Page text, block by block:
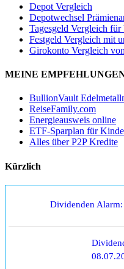
Depot Vergleich
Depotwechsel
Tagesgeld Vergleich
Festgeld Vergleich mit
Girokonto Vergleich
MEINE
BullionVault
ReiseFamily.com
Energieausweis online
ETF-Sparplan für
Alles über P2P Kredite
Kürzlich
Dividenden